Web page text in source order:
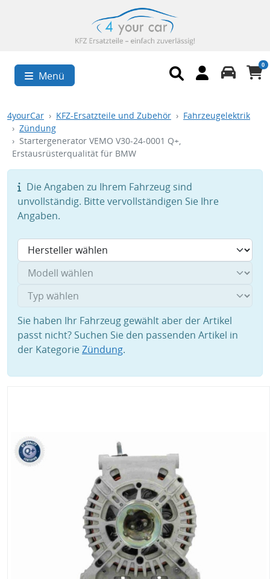
Menü
0
4yourCar KFZ-Ersatzteile und Zubehör
Fahrzeugelektrik
Zündung
Startergenerator VEMO V30-24-0001 Q+,
Erstausrüsterqualität für BMW
Die Angaben zu Ihrem Fahrzeug sind
unvollständig. Bitte vervollständigen Sie Ihre
Angaben.
Sie haben Ihr Fahrzeug gewählt aber der Artikel
passt nicht? Suchen Sie den passenden Artikel in
der KategorieZündung.